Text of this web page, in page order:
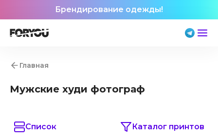
Брендирование одежды!
Главная
Мужские худи фотограф
Список Каталог принтов